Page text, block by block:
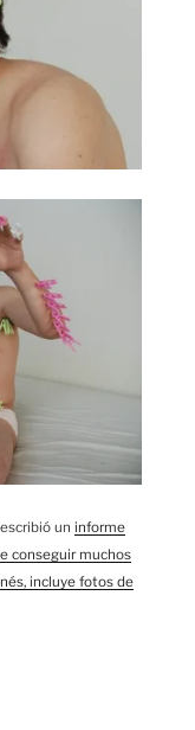
un informe
conseguir muchos
incluye fotos de